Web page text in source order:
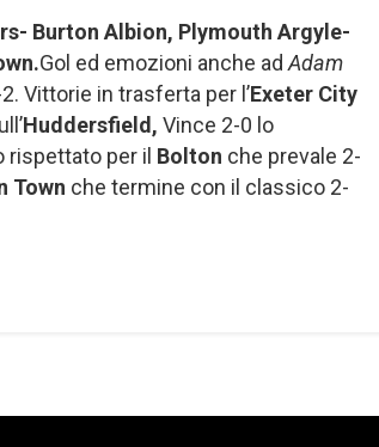
Burton Albion, Plymouth Argyle-
Gol ed emozioni anche ad Adam
Vittorie in trasferta per l’Exeter City
Huddersfield, Vince 2-0 lo
rispettato per il Bolton che prevale 2-
Town che termine con il classico 2-